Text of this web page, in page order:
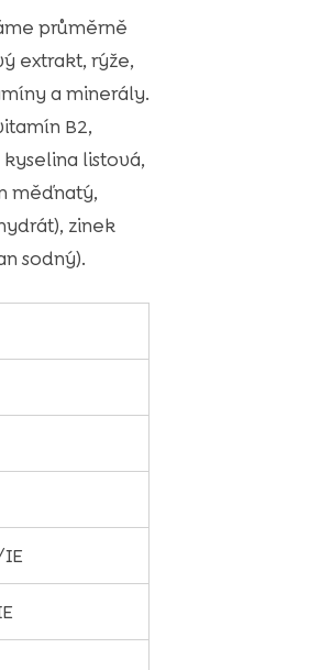
průměrně
extrakt, rýže,
a minerály.
B2,
listová,
měďnatý,
zinek
sodný).
IE